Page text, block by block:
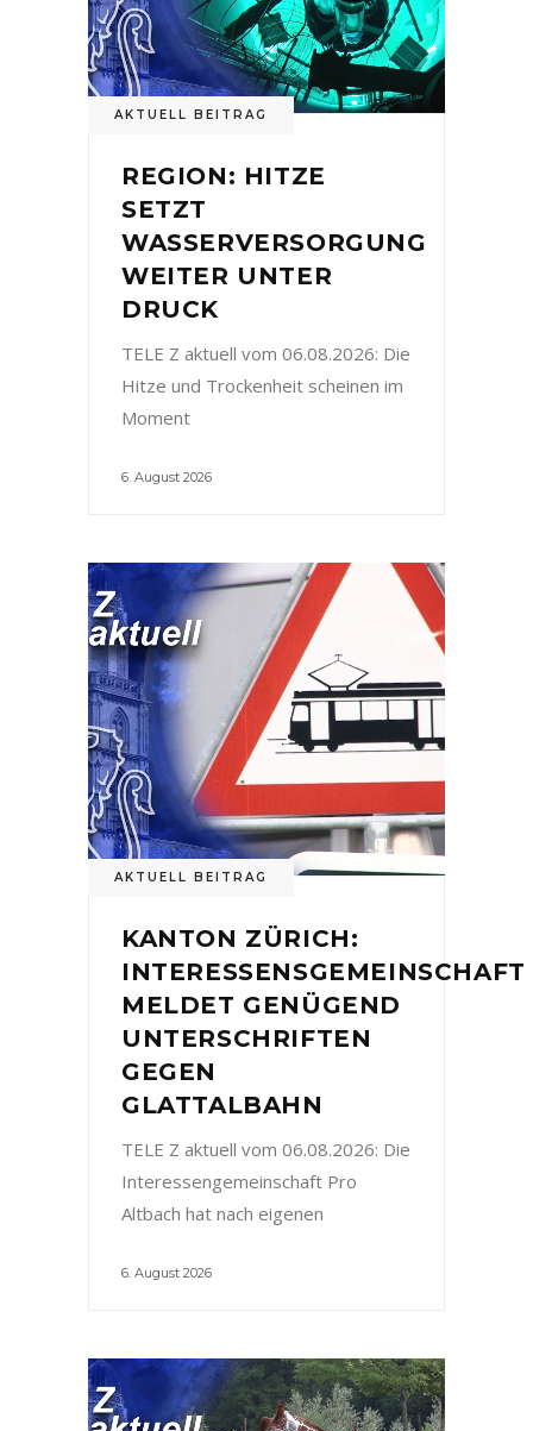
AKTUELL BEITRAG
REGION: HITZE
SETZT
WASSERVERSORGUNG
WEITER UNTER
DRUCK
TELE Z aktuell vom 06.08.2026: Die
Hitze und Trockenheit scheinen im
Moment
6. August 2026
AKTUELL BEITRAG
KANTON ZÜRICH:
INTERESSENSGEMEINSCHAFT
MELDET GENÜGEND
UNTERSCHRIFTEN
GEGEN
GLATTALBAHN
TELE Z aktuell vom 06.08.2026: Die
Interessengemeinschaft Pro
Altbach hat nach eigenen
6. August 2026